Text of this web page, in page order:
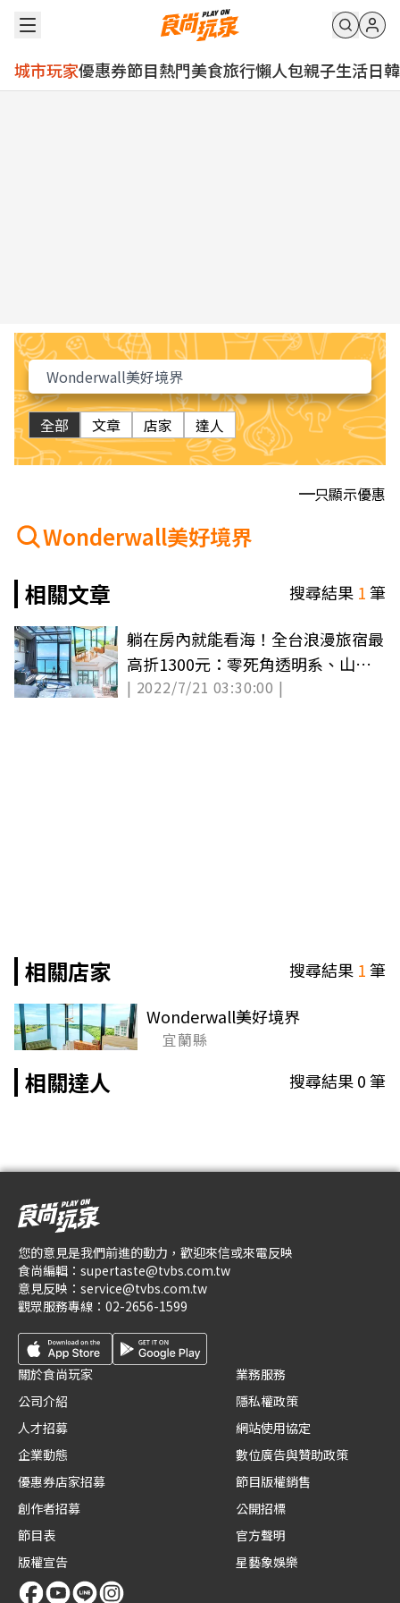
城市玩家優惠券節目熱門美食旅行懶人包親子生活日韓
全部 文章 店家 達人
只顯示優惠
Wonderwall美好境界
相關文章
搜尋結果 1筆
躺在房內就能看海！全台浪漫旅宿最
高折1300元：零死角透明系、山海
景通通有
| 2022/7/21 03:30:00 |
相關店家 搜尋結果 1筆
Wonderwall美好境界
宜蘭縣
相關達人 搜尋結果0筆
您的意見是我們前進的動力，歡迎來信或來電反映
食尚編輯： supertaste@tvbs.com.tw
意見反映： service@tvbs.com.tw
觀眾服務專線： 02-2656-1599
關於食尚玩家
公司介紹
人才招募
企業動態
優惠券店家招募
創作者招募
節目表
版權宣告
業務服務
隱私權政策
網站使用協定
數位廣告與贊助政策
節目版權銷售
公開招標
官方聲明
星藝象娛樂